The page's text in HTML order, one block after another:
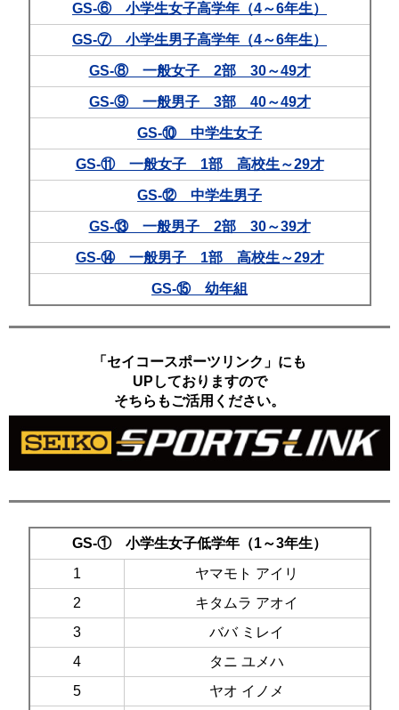
GS-⑥ 小学生女子高学年（4～6年生）
GS-⑦ 小学生男子高学年（4～6年生）
GS-⑧ 一般女子 2部 30～49才
GS-⑨ 一般男子 3部 40～49才
GS-⑩ 中学生女子
GS-⑪ 一般女子 1部 高校生～29才
GS-⑫ 中学生男子
GS-⑬ 一般男子 2部 30～39才
GS-⑭ 一般男子 1部 高校生～29才
GS-⑮ 幼年組
「セイコースポーツリンク」にも
UPしておりますので
そちらもご活用ください。
GS-① 小学生女子低学年（1～3年生）
1
ヤマモト アイリ
2
キタムラ アオイ
3
ババ ミレイ
4
タニ ユメハ
5
ヤオ イノメ